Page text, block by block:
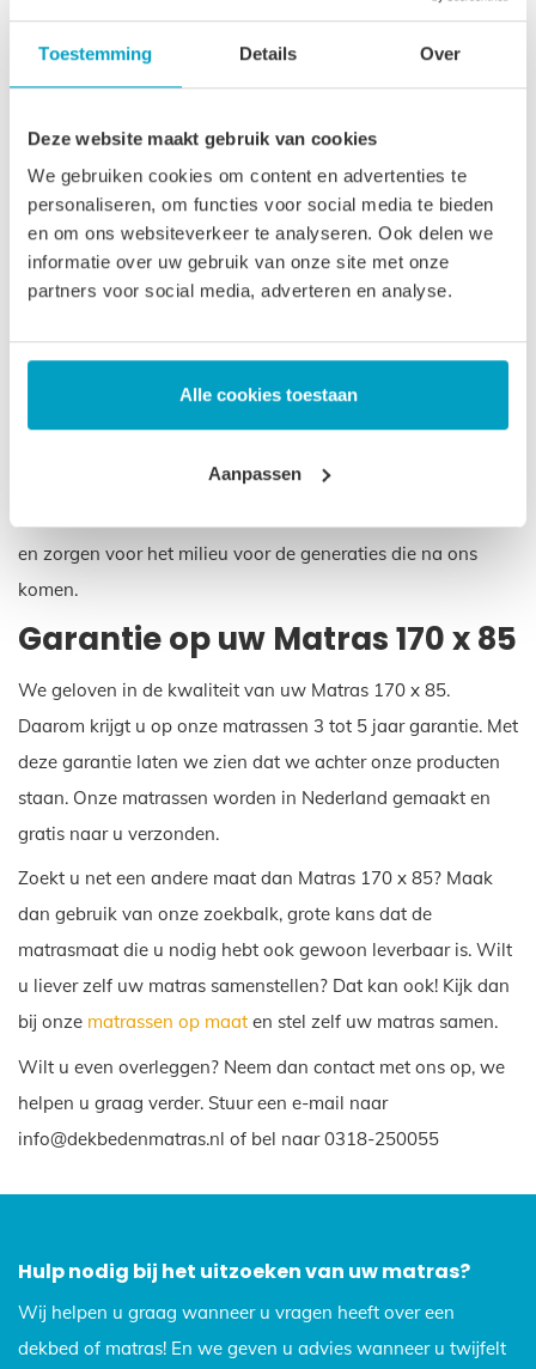
Toestemming Details Over
Deze website maakt gebruik van cookies
We gebruiken cookies om content en advertenties te
personaliseren, om functies voor social media te bieden
en om ons websiteverkeer te analyseren. Ook delen we
informatie over uw gebruik van onze site met onze
partners voor social media, adverteren en analyse.
Alle cookies toestaan
Aanpassen
niet goed weet welk soort matras nou het beste past bij uw
wensen en slaapvoorkeur. Moet het nou koudschuim of juist
traagschuim zijn? Polyether of toch liever een waterdicht
dan kunt u rustig alle kenmerken eens doorlezen. Maar
hoewel er verschillen zitten in de uitvoeringen van ons
Matras 170 x 85, er zijn ook overeenkomsten:
Levensduur van uw Matras 170
12 jaar, ook bij intensief gebruik. Daar zit een idee achter.
vervangen. En dat voorkomt belasting op het milieu. Op
en zorgen voor het milieu voor de generaties die na ons
komen.
Garantie op uw Matras 170 x 85
We geloven in de kwaliteit van uw Matras 170 x 85.
Daarom krijgt u op onze matrassen 3 tot 5 jaar garantie. Met
deze garantie laten we zien dat we achter onze producten
staan. Onze matrassen worden in Nederland gemaakt en
gratis naar u verzonden.
Zoekt u net een andere maat dan Matras 170 x 85? Maak
dan gebruik van onze zoekbalk, grote kans dat de
matrasmaat die u nodig hebt ook gewoon leverbaar is. Wilt
u liever zelf uw matras samenstellen? Dat kan ook! Kijk dan
bij onze matrassen op maat en stel zelf uw matras samen.
Wilt u even overleggen? Neem dan contact met ons op, we
helpen u graag verder. Stuur een e-mail naar
info@dekbedenmatras.nl of bel naar 0318-250055
Hulp nodig bij het uitzoeken van uw matras?
Wij helpen u graag wanneer u vragen heeft over een
dekbed of matras! En we geven u advies wanneer u twijfelt